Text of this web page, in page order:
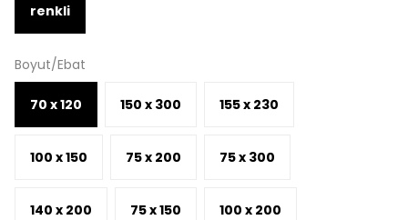
renkli
Boyut/Ebat
70 x 120 150 x 300 155 x 230
100 x 150 75 x 200 75 x 300
140 x 200 75 x 150 100 x 200